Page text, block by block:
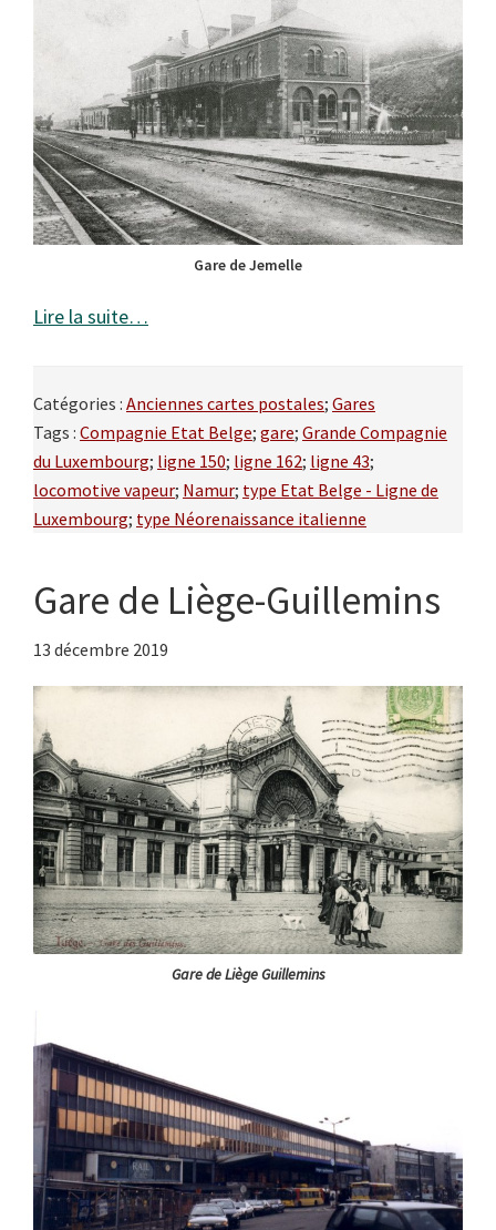
Gare de Jemelle
Lire la suite…
Catégories : Anciennes cartes postales; Gares
Tags : Compagnie Etat Belge; gare; Grande Compagnie
du Luxembourg; ligne 150; ligne 162; ligne 43;
locomotive vapeur; Namur; type Etat Belge - Ligne de
Luxembourg; type Néorenaissance italienne
Gare de Liège-Guillemins
13 décembre 2019
Gare de Liège Guillemins